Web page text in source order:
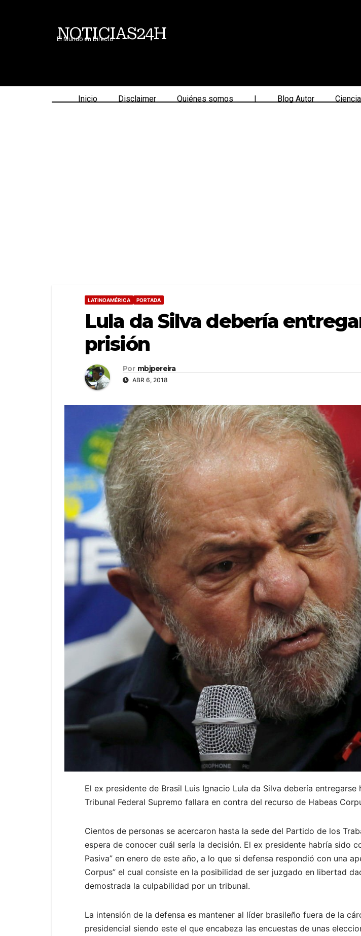
NOTICIAS24H
El Mundo en Directo
Inicio Disclaimer Quiénes somos | Blog Autor Ciencia
LATINOAMÉRICA PORTADA
Lula da Silva debería
prisión
Por mbjpereira
ABR 6, 2018
El ex presidente de Brasil Luis Ignacio Lula da Silva debería
Tribunal Federal Supremo fallara en contra del recurso de Habeas
Cientos de personas se acercaron hasta la sede del Partido de los
espera de conocer cuál sería la decisión. El ex presidente habría sido
Pasiva” en enero de este año, a lo que si defensa respondió con una
Corpus” el cual consiste en la posibilidad de ser juzgado en libertad
demostrada la culpabilidad por un tribunal.
La intensión de la defensa es mantener al líder brasileño fuera de la
presidencial siendo este el que encabeza las encuestas de unas